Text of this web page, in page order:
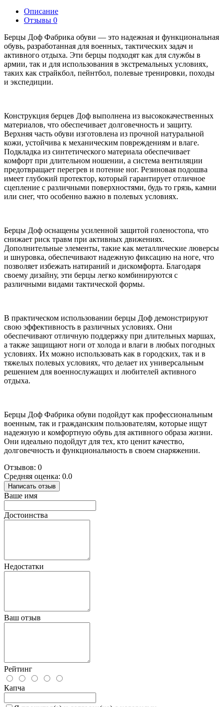
Описание
Отзывы 0
Берцы Доф Фабрика обуви — это надежная и функциональная
обувь, разработанная для военных, тактических задач и
активного отдыха. Эти берцы подходят как для службы в
армии, так и для использования в экстремальных условиях,
таких как страйкбол, пейнтбол, полевые тренировки, походы
и экспедиции.
Конструкция берцев Доф выполнена из высококачественных
материалов, что обеспечивает долговечность и защиту.
Верхняя часть обуви изготовлена из прочной натуральной
кожи, устойчива к механическим повреждениям и влаге.
Подкладка из синтетического материала обеспечивает
комфорт при длительном ношении, а система вентиляции
предотвращает перегрев и потение ног. Резиновая подошва
имеет глубокий протектор, который гарантирует отличное
сцепление с различными поверхностями, будь то грязь, камни
или снег, что особенно важно в полевых условиях.
Берцы Доф оснащены усиленной защитой голеностопа, что
снижает риск травм при активных движениях.
Дополнительные элементы, такие как металлические люверсы
и шнуровка, обеспечивают надежную фиксацию на ноге, что
позволяет избежать натираний и дискомфорта. Благодаря
своему дизайну, эти берцы легко комбинируются с
различными видами тактической формы.
В практическом использовании берцы Доф демонстрируют
свою эффективность в различных условиях. Они
обеспечивают отличную поддержку при длительных маршах,
а также защищают ноги от холода и влаги в любых погодных
условиях. Их можно использовать как в городских, так и в
тяжелых полевых условиях, что делает их универсальным
решением для военнослужащих и любителей активного
отдыха.
Берцы Доф Фабрика обуви подойдут как профессиональным
военным, так и гражданским пользователям, которые ищут
надежную и комфортную обувь для активного образа жизни.
Они идеально подойдут для тех, кто ценит качество,
долговечность и функциональность в своем снаряжении.
Отзывов: 0
Средняя оценка: 0.0
Написать отзыв
Ваше имя
Достоинства
Недостатки
Ваш отзыв
Рейтинг
Капча